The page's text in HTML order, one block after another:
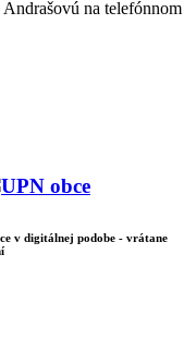
na telefónnom
v digitálnej podobe - vrátane